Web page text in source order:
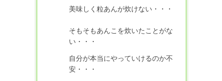
美味しく粒あんが炊けない・・・
そもそもあんこを炊いたことがな
い・・・
自分が本当にやっていけるのか不
安・・・